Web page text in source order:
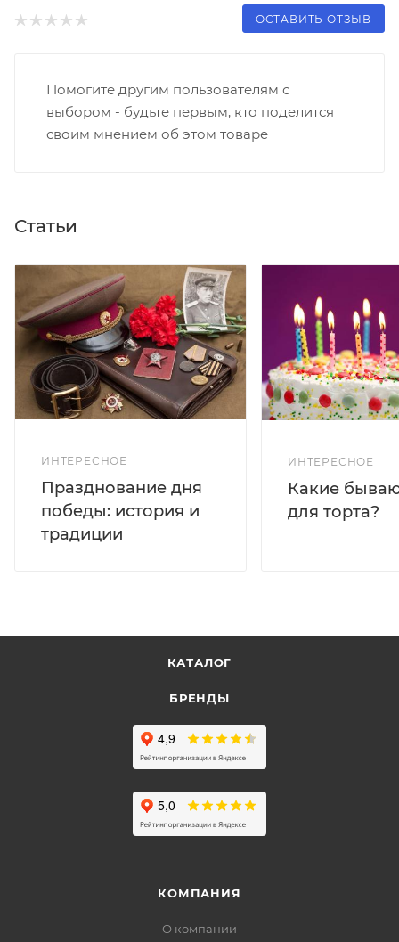
ОСТАВИТЬ ОТЗЫВ
Помогите другим пользователям с
выбором - будьте первым, кто поделится
своим мнением об этом товаре
Статьи
ИНТЕРЕСНОЕ
Празднование дня
победы: история и
традиции
ИНТЕРЕСНОЕ
Какие
для торта?
КАТАЛОГ
БРЕНДЫ
КОМПАНИЯ
О компании